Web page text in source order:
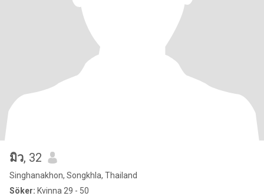
มิว, 32
Singhanakhon, Songkhla, Thailand
Söker: Kvinna 29 - 50